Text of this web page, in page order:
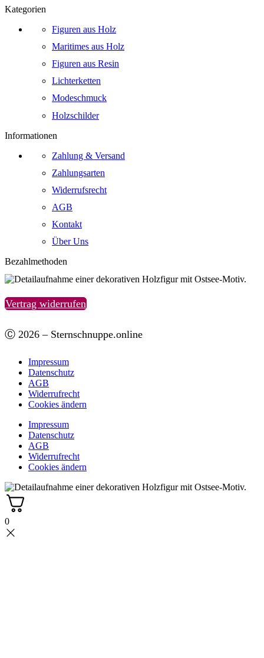
Kategorien
Figuren aus Holz
Maritimes aus Holz
Figuren aus Resin
Lichterketten
Modeschmuck
Holzschilder
Informationen
Zahlung & Versand
Zahlungsarten
Widerrufsrecht
AGB
Kontakt
Über Uns
Bezahlmethoden
Vertrag widerrufen
Ⓒ 2026 – Sternschnuppe.online
Impressum
Datenschutz
AGB
Widerrufrecht
Cookies ändern
Impressum
Datenschutz
AGB
Widerrufrecht
Cookies ändern
0